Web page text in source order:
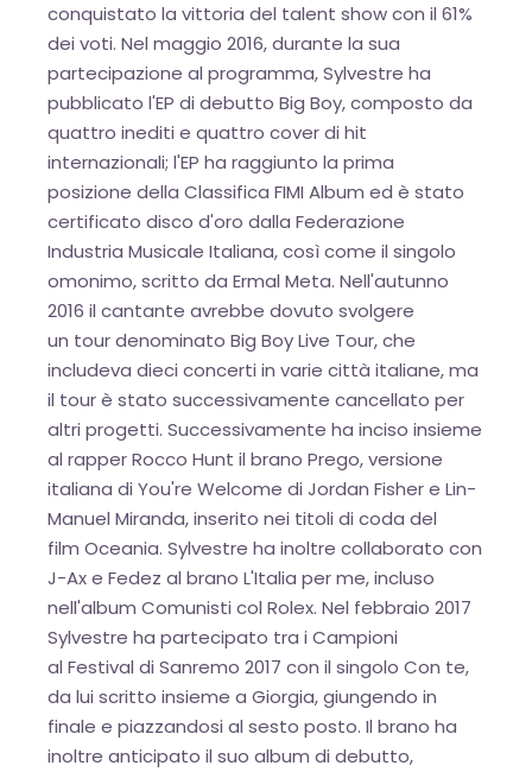
conquistato la vittoria del talent show con il 61%
dei voti. Nel maggio 2016, durante la sua
partecipazione al programma, Sylvestre ha
pubblicato l'EP di debutto Big Boy, composto da
quattro inediti e quattro cover di hit
internazionali; l'EP ha raggiunto la prima
posizione della Classifica FIMI Album ed è stato
certificato disco d'oro dalla Federazione
Industria Musicale Italiana, così come il singolo
omonimo, scritto da Ermal Meta. Nell'autunno
2016 il cantante avrebbe dovuto svolgere
un tour denominato Big Boy Live Tour, che
includeva dieci concerti in varie città italiane, ma
il tour è stato successivamente cancellato per
altri progetti. Successivamente ha inciso insieme
al rapper Rocco Hunt il brano Prego, versione
italiana di You're Welcome di Jordan Fisher e Lin-
Manuel Miranda, inserito nei titoli di coda del
film Oceania. Sylvestre ha inoltre collaborato con
J-Ax e Fedez al brano L'Italia per me, incluso
nell'album Comunisti col Rolex. Nel febbraio 2017
Sylvestre ha partecipato tra i Campioni
al Festival di Sanremo 2017 con il singolo Con te,
da lui scritto insieme a Giorgia, giungendo in
finale e piazzandosi al sesto posto. Il brano ha
inoltre anticipato il suo album di debutto,